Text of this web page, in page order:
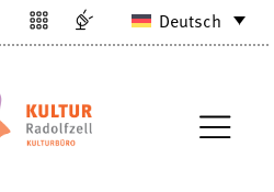
Deutsch